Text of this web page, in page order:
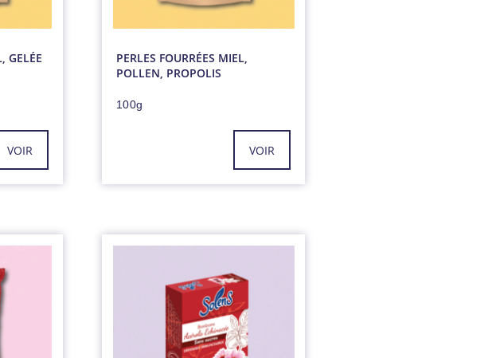
GELÉE
VOIR
PERLES FOURRÉES MIEL,
POLLEN, PROPOLIS
100g
VOIR